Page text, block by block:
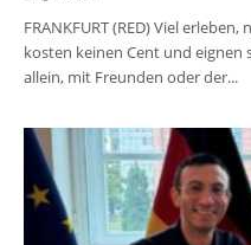
FRANKFURT (RED) Viel
kosten keinen Cent und eignen
allein, mit Freunden oder der...